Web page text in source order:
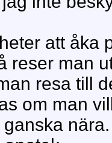
att åka
reser man
resa till
om man